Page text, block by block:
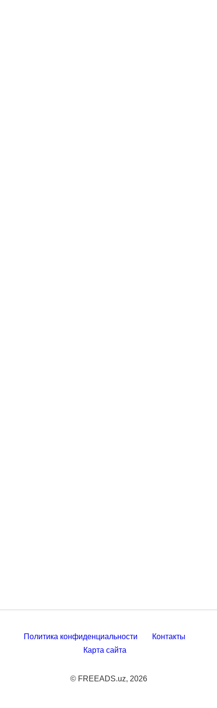
Политика конфиденциальности
Контакты
Карта сайта
© FREEADS.uz, 2026